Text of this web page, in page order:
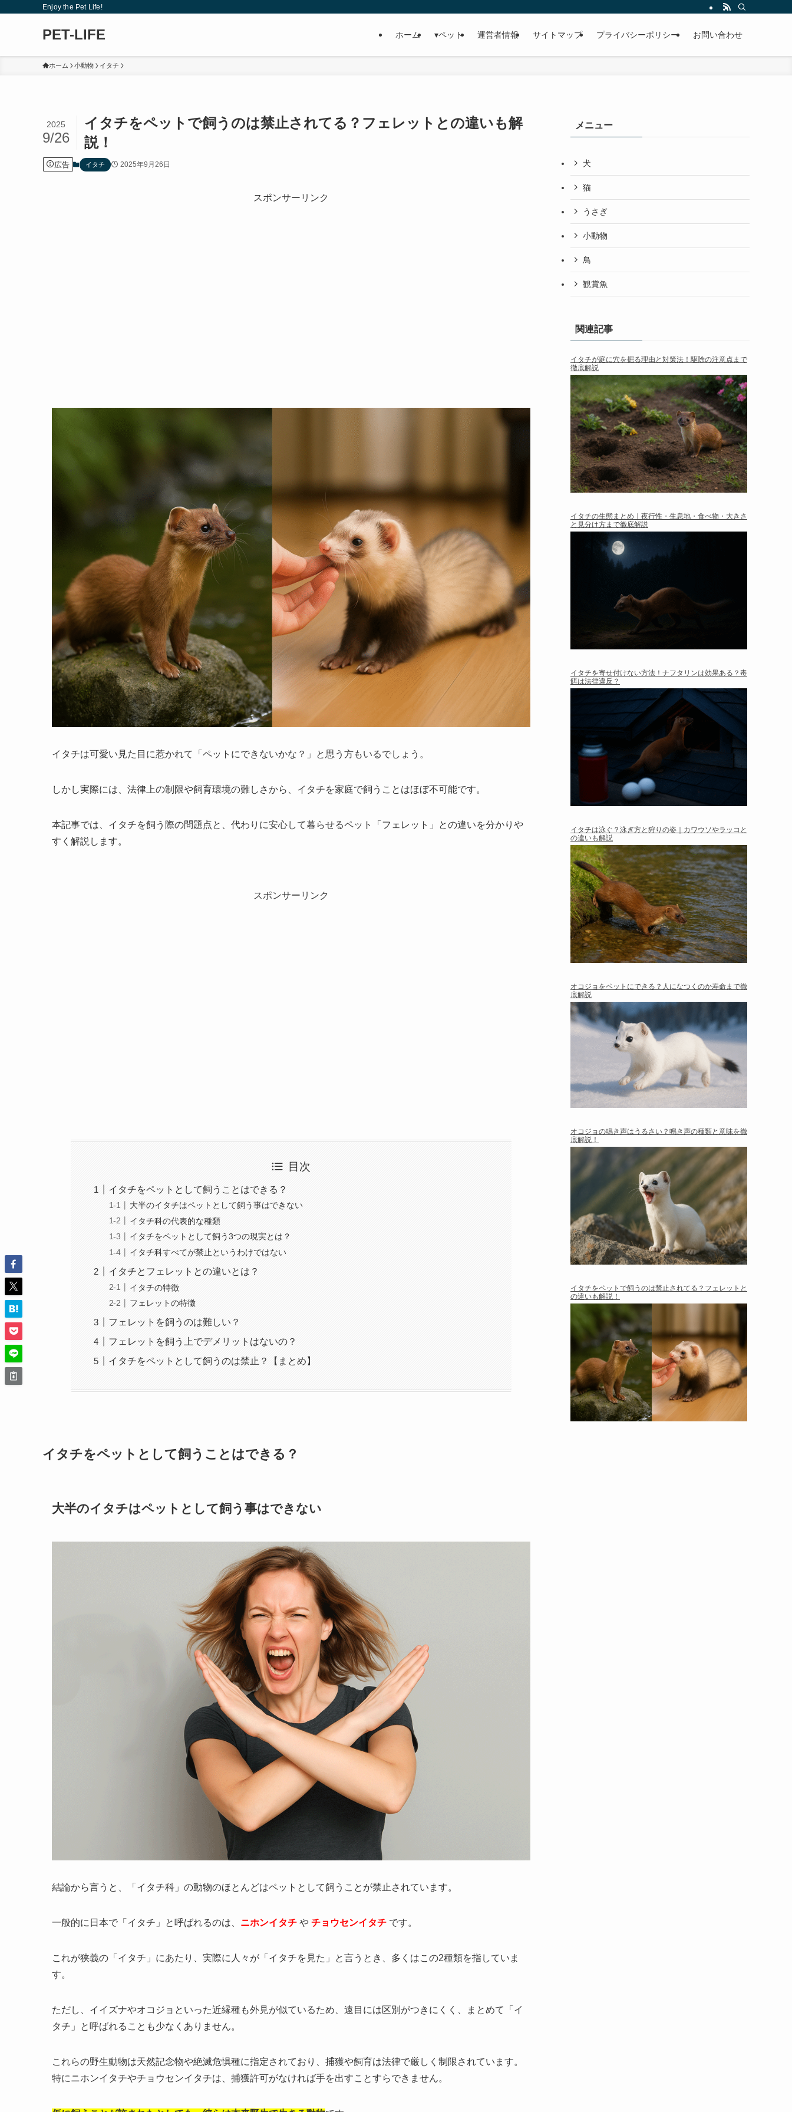
Enjoy the Pet Life!
PET-LIFE ホーム ▾ペット 運営者情報 サイトマップ プライバシーポリシー お問い合わせ
ホーム 小動物 イタチ
イタチをペットで飼うのは禁止されてる？フェレットとの違いも解
説！
2025
9/26
広告 イタチ 2025年9月26日
スポンサーリンク
イタチは可愛い見た目に惹かれて「ペットにできないかな？」と思う方もいるでしょう。
しかし実際には、法律上の制限や飼育環境の難しさから、イタチを家庭で飼うことはほぼ不可能です。
本記事では、イタチを飼う際の問題点と、代わりに安心して暮らせるペット「フェレット」との違いを分かりや
すく解説します。
スポンサーリンク
目次
イタチをペットとして飼うことはできる？
大半のイタチはペットとして飼う事はできない
イタチ科の代表的な種類
イタチをペットとして飼う3つの現実とは？
イタチ科すべてが禁止というわけではない
イタチとフェレットとの違いとは？
イタチの特徴
フェレットの特徴
フェレットを飼うのは難しい？
フェレットを飼う上でデメリットはないの？
イタチをペットとして飼うのは禁止？【まとめ】
イタチをペットとして飼うことはできる？
大半のイタチはペットとして飼う事はできない
結論から言うと、「イタチ科」の動物のほとんどはペットとして飼うことが禁止されています。
一般的に日本で「イタチ」と呼ばれるのは、 ニホンイタチ や チョウセンイタチ です。
これが狭義の「イタチ」にあたり、実際に人々が「イタチを見た」と言うとき、多くはこの2種類を指していま
す。
ただし、イイズナやオコジョといった近縁種も外見が似ているため、遠目には区別がつきにくく、まとめて「イ
タチ」と呼ばれることも少なくありません。
これらの野生動物は天然記念物や絶滅危惧種に指定されており、捕獲や飼育は法律で厳しく制限されています。
特にニホンイタチやチョウセンイタチは、捕獲許可がなければ手を出すことすらできません。
メニュー
犬
猫
うさぎ
小動物
鳥
観賞魚
関連記事
イタチが庭に穴を掘る理由と対策法！駆除の注意点まで
徹底解説
イタチの生態まとめ｜夜行性・生息地・食べ物・大きさ
と見分け方まで徹底解説
イタチを寄せ付けない方法！ナフタリンは効果ある？毒
餌は法律違反？
イタチは泳ぐ？泳ぎ方と狩りの姿｜カワウソやラッコと
の違いも解説
オコジョをペットにできる？人になつくのか寿命まで徹
底解説
オコジョの鳴き声はうるさい？鳴き声の種類と意味を徹
底解説！
イタチをペットで飼うのは禁止されてる？フェレットと
の違いも解説！